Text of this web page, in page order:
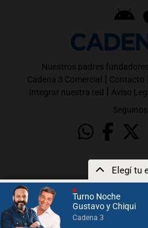
Turno Noche
Gustavo y Chiqui
Cadena 3
Elegí tu
Nuestros padres fundadores
Cadena 3 Comercial | Contacto
Integrar nuestra red | Aviso